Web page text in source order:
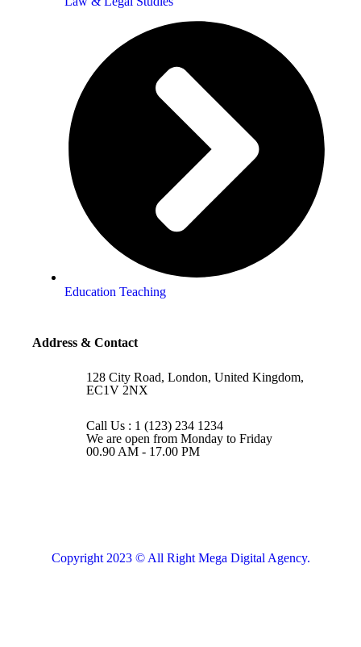
Education Teaching
Address & Contact
128 City Road, London, United Kingdom,
EC1V 2NX
Call Us : 1 (123) 234 1234
We are open from Monday to Friday
00.90 AM - 17.00 PM
Copyright 2023 © All Right Mega Digital Agency.